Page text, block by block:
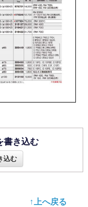
書き込む
込む
↑上へ戻る